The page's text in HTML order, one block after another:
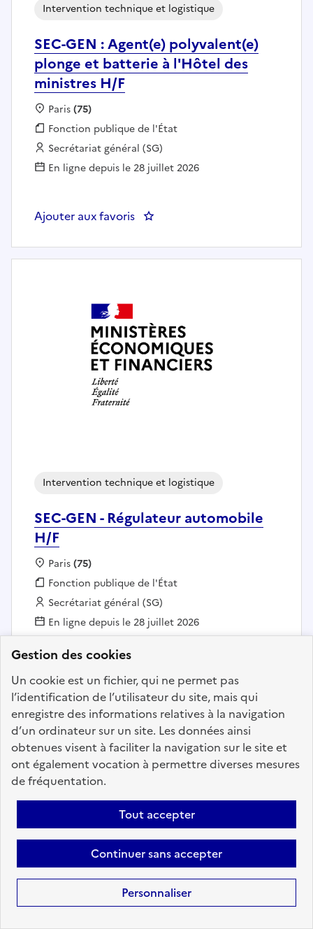
Gestion des cookies
Un cookie est un fichier, qui ne permet pas
l’identification de l’utilisateur du site, mais qui
enregistre des informations relatives à la navigation
d’un ordinateur sur un site. Les données ainsi
obtenues visent à faciliter la navigation sur le site et
ont également vocation à permettre diverses mesures
de fréquentation.
Tout accepter
Continuer sans accepter
Personnaliser
SEC-GEN : Agent(e) polyvalent(e)
plonge et batterie à l'Hôtel des
ministres H/F
Intervention technique et logistique
Localisation :
Paris(75)
Fonction publique :
Fonction publique de l'État
Employeur :
Secrétariat général (SG)
En ligne depuis le 28 juillet 2026
Ajouter aux favoris : SEC-GEN : Agent(e)
SEC-GEN - Régulateur automobile
H/F
Intervention technique et logistique
Localisation :
Paris(75)
Fonction publique :
Fonction publique de l'État
Employeur :
Secrétariat général (SG)
En ligne depuis le 28 juillet 2026
Précédent 1 74 75 76
78
79 80 200 Suivant
Téléchargez dès à
présent l'application